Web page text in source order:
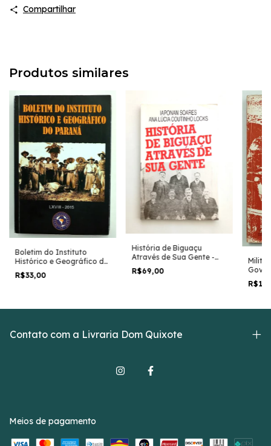
Compartilhar
Produtos similares
Boletim do Instituto
Histórico e Geográfico do
Paraná Lxviii - 2015 -
Instituto Histórico e
R$33,00
História de Biguaçu
Através de Sua Gente -
Iaponan Soares e Ana
Lúcia C. Locks
R$69,00
Contato com a Livraria Dom Quixote
Meios de pagamento